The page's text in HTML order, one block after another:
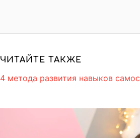
ЧИТАЙТЕ ТАКЖЕ
4 метода развития навыков